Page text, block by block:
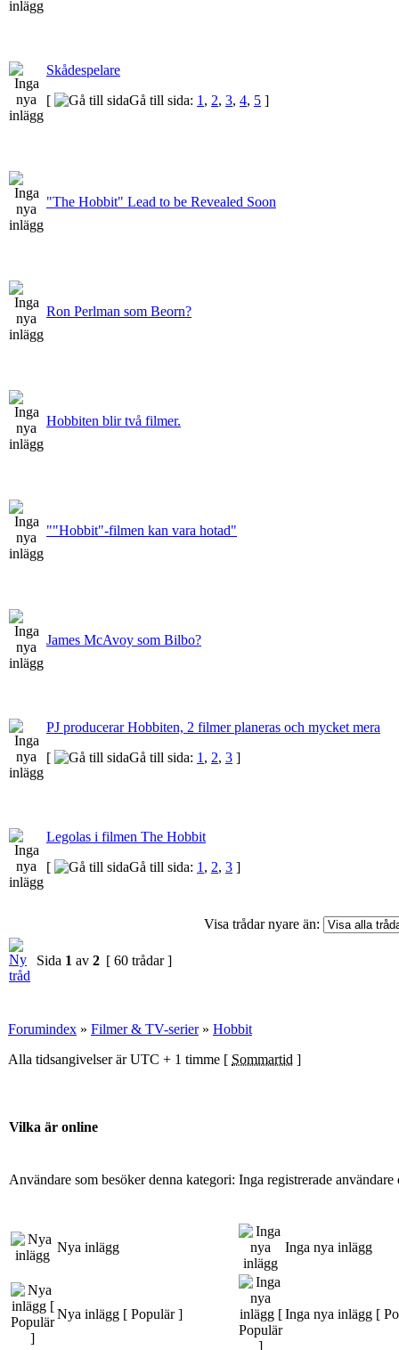
Skådespelare
[
Gå till sida: 1 , 2, 3, 4, 5 ]
"The Hobbit" Lead to be Revealed Soon
Ron Perlman som Beorn?
Hobbiten blir två filmer.
""Hobbit"-filmen kan vara hotad"
James McAvoy som Bilbo?
PJ producerar Hobbiten, 2 filmer planeras och mycket mera
[
Gå till sida: 1 , 2, 3 ]
Legolas i filmen The Hobbit
[
Gå till sida: 1 , 2, 3 ]
Visa trådar nyare än:
Sida 1 av 2 [ 60 trådar ]
Forumindex » Filmer & TV-serier» Hobbit
Alla tidsangivelser är UTC + 1 timme [ Sommartid ]
Vilka är online
Användare som besöker denna kategori: Inga registrerade användare
Nya inlägg Inga nya inlägg
Nya inlägg [ Populär ] Inga nya inlägg [